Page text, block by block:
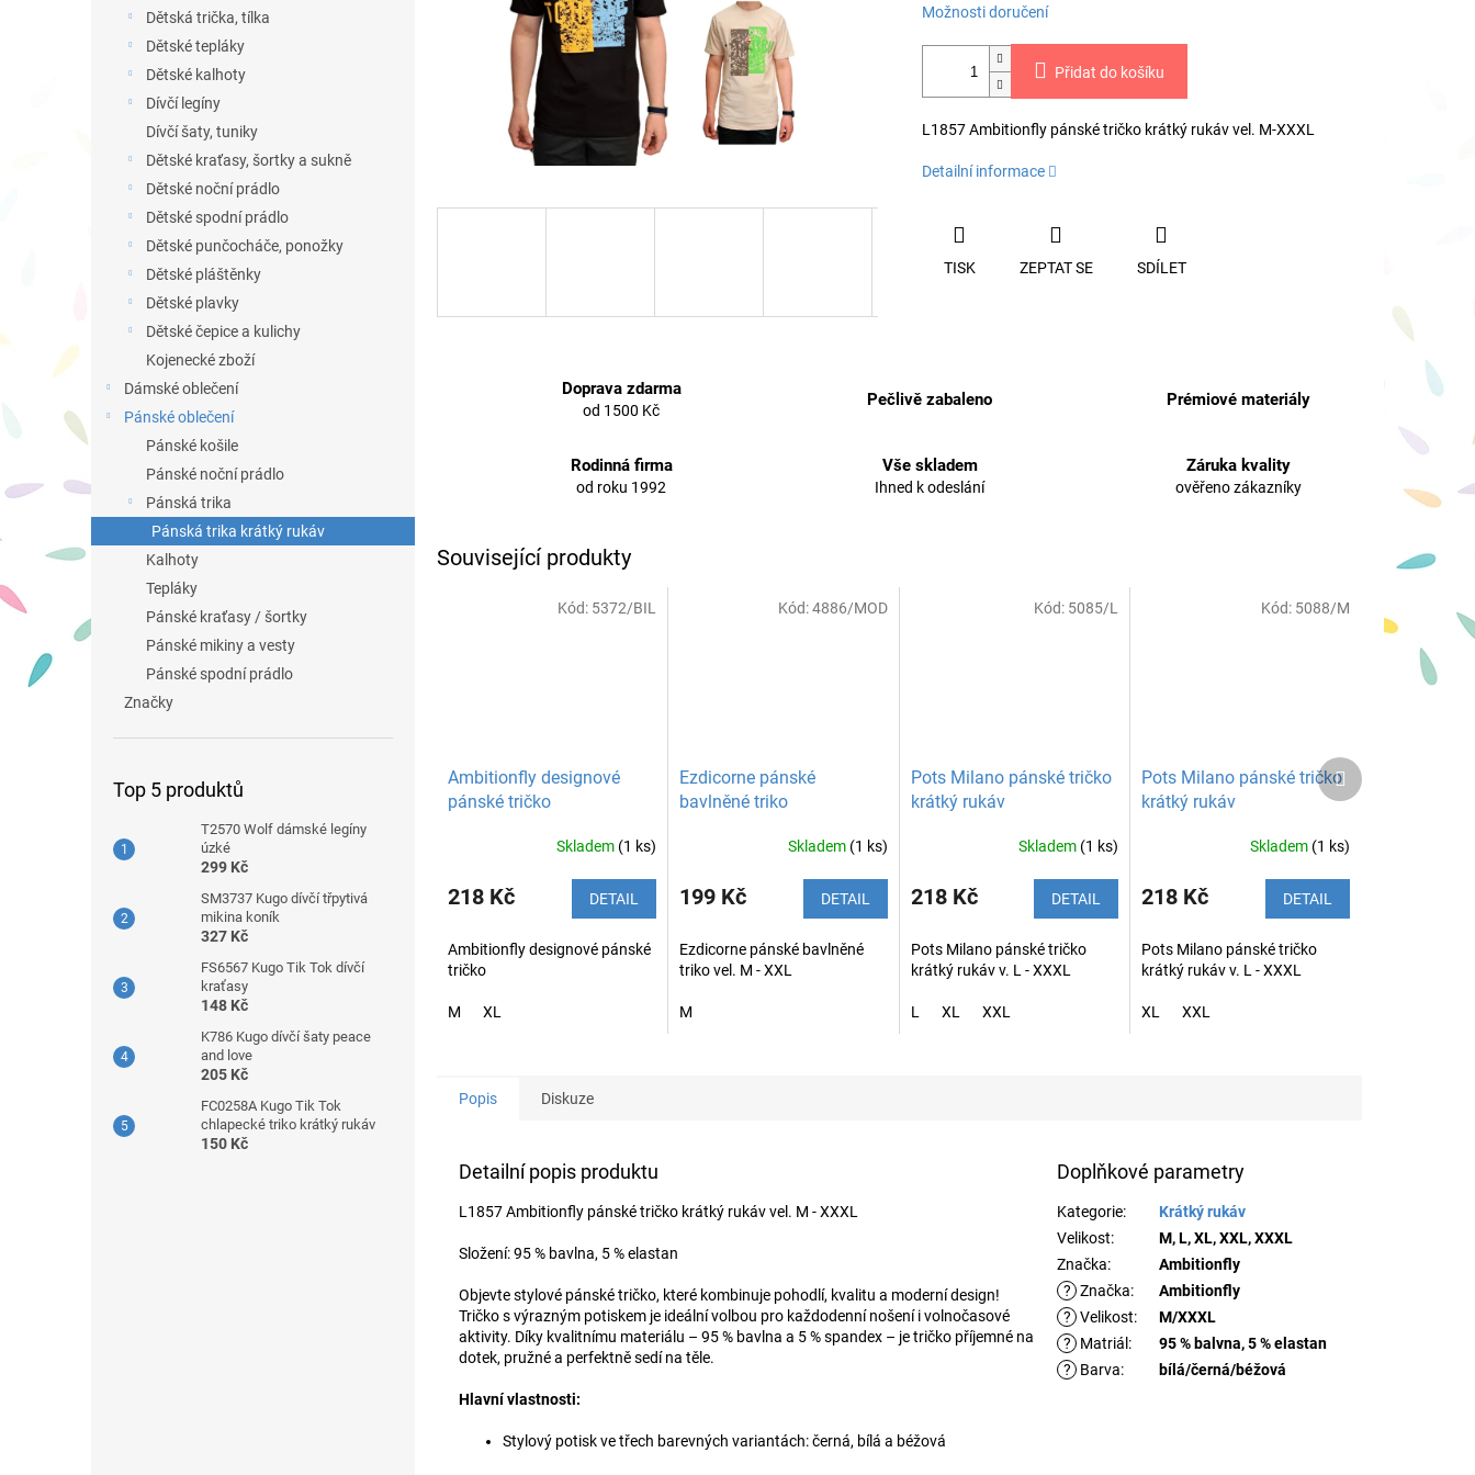
Dětská trička, tílka
Dětské tepláky
Dětské kalhoty
Dívčí legíny
Dívčí šaty, tuniky
Dětské kraťasy, šortky a sukně
Dětské noční prádlo
Dětské spodní prádlo
Dětské punčocháče, ponožky
Dětské pláštěnky
Dětské plavky
Dětské čepice a kulichy
Kojenecké zboží
Dámské oblečení
Pánské oblečení
Pánské košile
Pánské noční prádlo
Pánská trika
Pánská trika krátký rukáv
Kalhoty
Tepláky
Pánské kraťasy / šortky
Pánské mikiny a vesty
Pánské spodní prádlo
Značky
Top 5 produktů
T2570 Wolf dámské legíny
úzké
299 Kč
SM3737 Kugo dívčí třpytivá
mikina koník
327 Kč
FS6567 Kugo Tik Tok dívčí
kraťasy
148 Kč
K786 Kugo dívčí šaty peace
and love
205 Kč
FC0258A Kugo Tik Tok
chlapecké triko krátký rukáv
150 Kč
Možnosti doručení
Přidat do košíku
L1857 Ambitionfly pánské tričko krátký rukáv vel. M-XXXL
Detailní informace
TISK ZEPTAT SE SDÍLET
Doprava zdarma
od 1500 Kč
Pečlivě zabaleno Prémiové materiály
Rodinná firma
od roku 1992
Vše skladem
Ihned k odeslání
Záruka kvality
ověřeno zákazníky
Související produkty
Ambitionfly designové
pánské tričko
Skladem (1 ks)
218 Kč DETAIL
Ambitionfly designové pánské
tričko
M XL
Kód: 5372/BIL
Ezdicorne pánské
bavlněné triko
Skladem (1 ks)
199 Kč DETAIL
Ezdicorne pánské bavlněné
triko vel. M - XXL
M
Kód:4886/MOD
Pots Milano pánské tričko
krátký rukáv
Skladem (1 ks)
218 Kč DETAIL
Pots Milano pánské tričko
krátký rukáv v. L - XXXL
L XL XXL
Kód: 5085/L
Pots Milano pánské tričko
krátký rukáv
Skladem (1 ks)
218 Kč DETAIL
Pots Milano pánské tričko
krátký rukáv v. L - XXXL
XL XXL
Kód: 5088/M
Další
produkt
Popis Diskuze
Detailní popis produktu
L1857 Ambitionfly pánské tričko krátký rukáv vel. M - XXXL
Složení: 95 % bavlna, 5 % elastan
Objevte stylové pánské tričko, které kombinuje pohodlí, kvalitu a moderní design!
Tričko s výrazným potiskem je ideální volbou pro každodenní nošení i volnočasové
aktivity. Díky kvalitnímu materiálu – 95 % bavlna a 5 % spandex – je tričko příjemné na
dotek, pružné a perfektně sedí na těle.
Hlavní vlastnosti:
Stylový potisk ve třech barevných variantách: černá, bílá a béžová
Doplňkové parametry
Kategorie:
Krátký rukáv
Velikost:
M, L, XL, XXL, XXXL
Značka:
Ambitionfly
? Značka:
Ambitionfly
? Velikost:
M/XXXL
?
Matriál :
95 % balvna, 5 % elastan
?
Barva: bílá/černá/béžová